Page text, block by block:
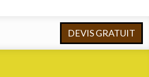
DEVIS GRATUIT